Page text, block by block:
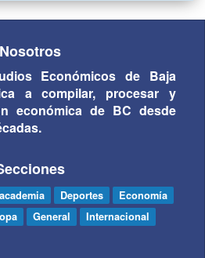
Nosotros
Económicos de Baja
a compilar, procesar y
económica de BC desde
Deportes
Economía
General
Internacional